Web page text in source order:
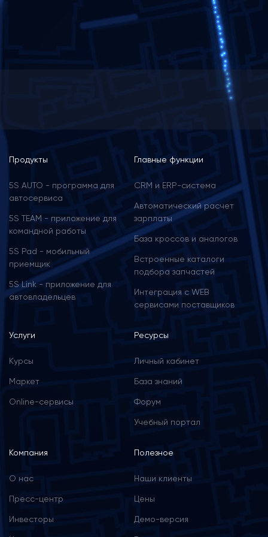
Menu
footer
Продукты
5S AUTO - программа для
автосервиса
5S TEAM - приложение для
командной работы
5S Pad - мобильный
приемщик
5S Link - приложение для
автовладельцев
Главные функции
CRM и ERP-cистема
Автоматический расчет
зарплаты
База кроссов и аналогов
Встроенные каталоги
подбора запчастей
Интеграция с WEB
сервисами поставщиков
Услуги
Курсы
Маркет
Online-сервисы
Ресурсы
Личный кабинет
База знаний
Форум
Учебный портал
Компания
О нас
Пресс-центр
Инвесторы
Полезное
Наши клиенты
Цены
Демо-версия